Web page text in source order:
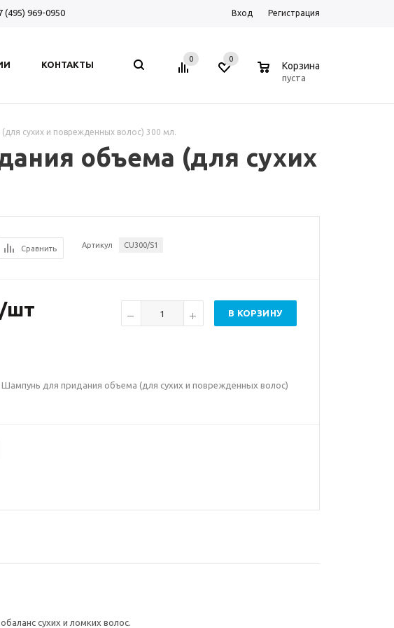
(495) 969-0950 Вход Регистрация
КОНТАКТЫ
0 0
Корзина
пуста
сухих и поврежденных волос) 300 мл.
объема (для сухих
Сравнить Артикул CU300/S1
/шт В КОРЗИНУ
Шампунь для придания объема (для сухих и поврежденных волос)
сухих и ломких волос.